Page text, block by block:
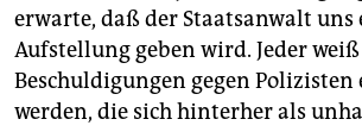
erwarte, daß der Staatsanwalt uns
Aufstellung geben wird. Jeder
Beschuldigungen gegen Polizisten
werden, die sich hinterher als